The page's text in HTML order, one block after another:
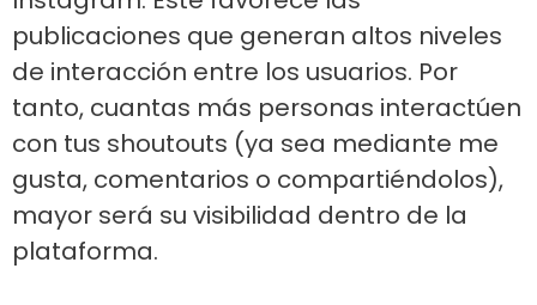
publicaciones que generan altos niveles
de interacción entre los usuarios. Por
tanto, cuantas más personas interactúen
con tus shoutouts (ya sea mediante me
gusta, comentarios o compartiéndolos),
mayor será su visibilidad dentro de la
plataforma.